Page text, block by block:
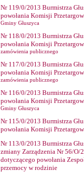
Nr 119/0/2013 Burmistrza
powołania Komisji
Gminy Głuszyca
Nr 118/0/2013 Burmistrza
powołania Komisji
zamówienia publicznego
Nr 117/0/2013 Burmistrza
powołania Komisji
zamówienia publicznego
Nr 116/0/2013 Burmistrza
powołania Komisji
Gminy Głuszyca
Nr 115/0/2013 Burmistrza
powołania Komisji
Nr 113/0/2013 Burmistrza
zmiany Zarządzenia Nr 56/O/
dotyczącego powołania
przemocy w rodzinie